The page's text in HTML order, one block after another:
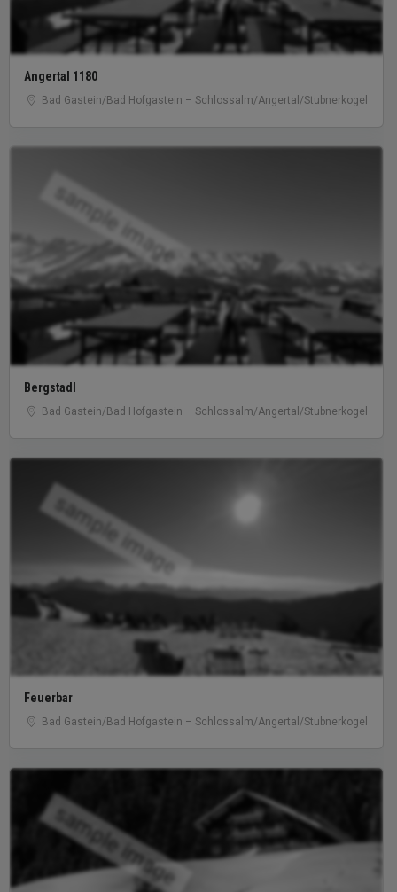
Angertal 1180
Bad Gastein/​Bad Hofgastein – Schlossalm/​Angertal/​Stubnerkogel
sample image
Bergstadl
Bad Gastein/​Bad Hofgastein – Schlossalm/​Angertal/​Stubnerkogel
sample image
Feuerbar
Bad Gastein/​Bad Hofgastein – Schlossalm/​Angertal/​Stubnerkogel
sample image